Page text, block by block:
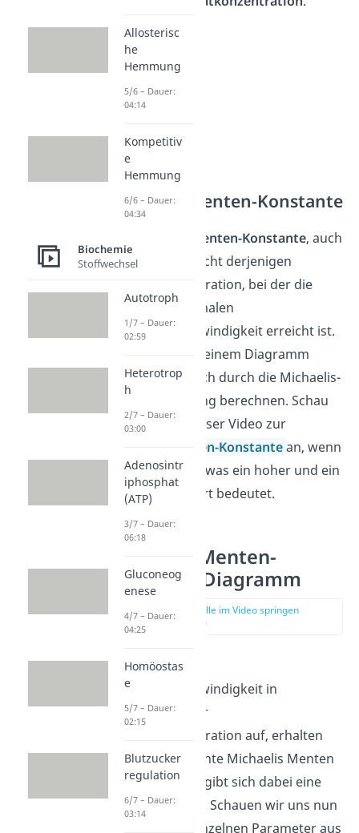
Michaelis-Menten-Konstante
Michaelis-Menten-Konstante, auch
KM-Wert, entspricht derjenigen
Substratkonzentration, bei der die
Hälfte der maximalen
Reaktionsgeschwindigkeit erreicht ist.
Du kannst sie in einem Diagramm
ablesen oder auch durch die Michaelis-
Menten-Gleichung berechnen. Schau
dir unbedingt unser Video zur
Michaelis-Menten-Konstantean, wenn
du wissen willst, was ein hoher und ein
niedriger K
-Wert bedeutet.
Michaelis-Menten-
Gleichung Diagramm
zur Stelle im Video springen
(01:38)
Tragen wir die
Reaktionsgeschwindigkeit in
Abhängigkeit der
Substratkonzentration auf, erhalten
wir das sogenannte Michaelis Menten
Diagramm. Es ergibt sich dabei eine
Sättigungskurve. Schauen wir uns nun
an, wie du die einzelnen Parameter aus
Allosterisc
he
Hemmung
5/6 – Dauer:
04:14
Kompetitiv
e
Hemmung
6/6 – Dauer:
04:34
Biochemie
Stoffwechsel
Autotroph
1/7 – Dauer:
02:59
Heterotrop
h
2/7 – Dauer:
03:00
Adenosintr
iphosphat
(ATP)
3/7 – Dauer:
06:18
Gluconeog
enese
4/7 – Dauer:
04:25
Homöostas
e
5/7 – Dauer:
02:15
Blutzucker
regulation
6/7 – Dauer:
03:14